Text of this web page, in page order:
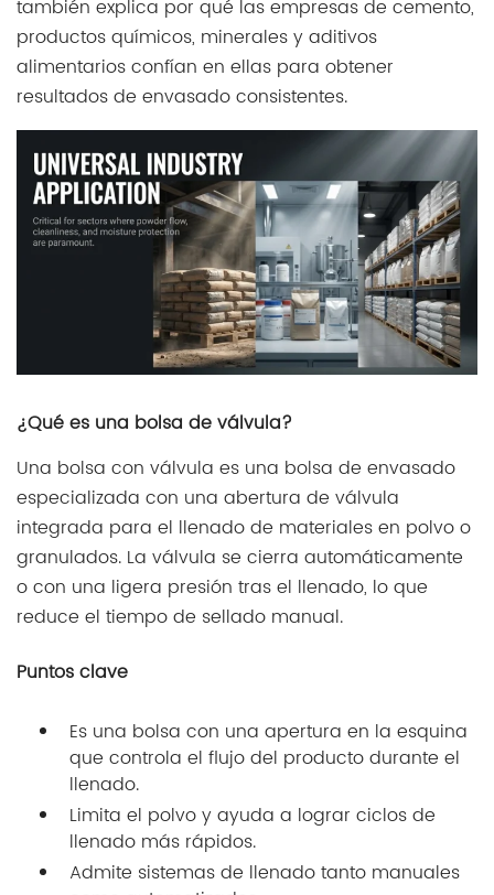
también explica por qué las empresas de cemento,
productos químicos, minerales y aditivos
alimentarios confían en ellas para obtener
resultados de envasado consistentes.
¿Qué es una bolsa de válvula?
Una bolsa con válvula es una bolsa de envasado
especializada con una abertura de válvula
integrada para el llenado de materiales en polvo o
granulados. La válvula se cierra automáticamente
o con una ligera presión tras el llenado, lo que
reduce el tiempo de sellado manual.
Puntos clave
Es una bolsa con una apertura en la esquina
que controla el flujo del producto durante el
llenado.
Limita el polvo y ayuda a lograr ciclos de
llenado más rápidos.
Admite sistemas de llenado tanto manuales